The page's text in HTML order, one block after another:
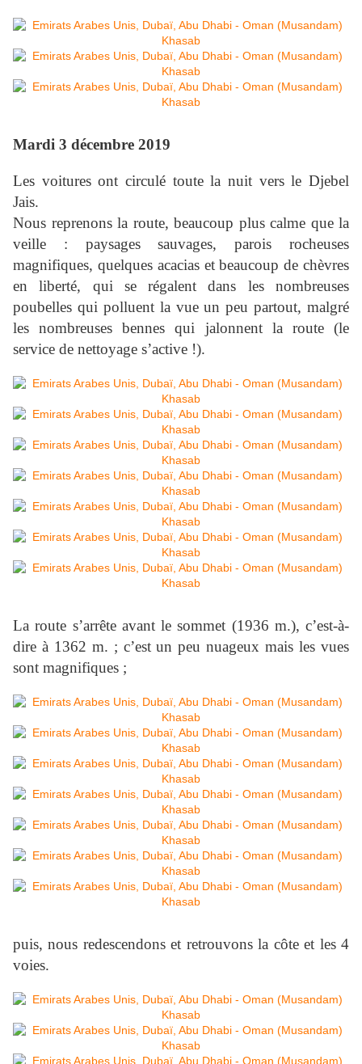
Mardi 3 décembre 2019
Les voitures ont circulé toute la nuit vers le Djebel
Jais.
Nous reprenons la route, beaucoup plus calme que la
veille : paysages sauvages, parois rocheuses
magnifiques, quelques acacias et beaucoup de chèvres
en liberté, qui se régalent dans les nombreuses
poubelles qui polluent la vue un peu partout, malgré
les nombreuses bennes qui jalonnent la route (le
service de nettoyage s’active !).
La route s’arrête avant le sommet (1936 m.), c’est-à-
dire à 1362 m. ; c’est un peu nuageux mais les vues
sont magnifiques ;
puis, nous redescendons et retrouvons la côte et les 4
voies.